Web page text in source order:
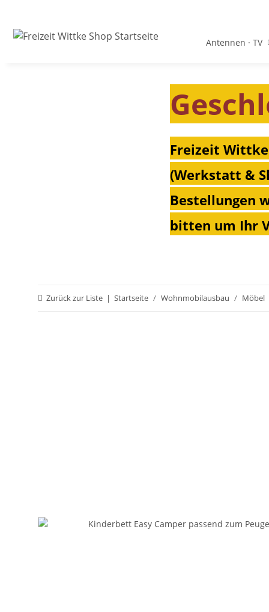
Antennen · TV
Freizeit
(Werkstatt &
Bestellungen
bitten um Ihr
Zurück zur Liste Startseite Wohnmobilausbau Möbel